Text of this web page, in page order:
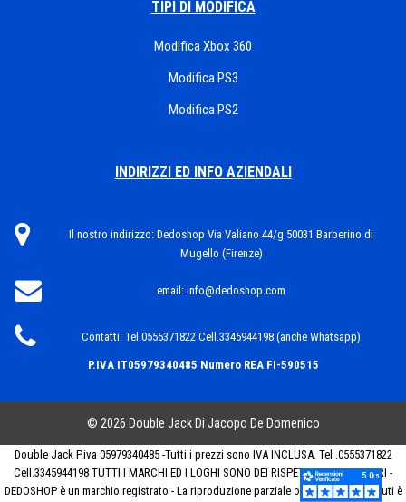
TIPI DI MODIFICA
Modifica Xbox 360
Modifica PS3
Modifica PS2
INDIRIZZI ED INFO AZIENDALI
Il nostro indirizzo: Dedoshop Via Valiano 44/g 50031 Barberino di
Mugello (Firenze)
email: info@dedoshop.com
Contatti: Tel.0555371822 Cell.3345944198 (anche Whatsapp)
P.IVA IT05979340485 Numero REA FI-590515
© 2026 Double Jack Di Jacopo De Domenico
Double Jack P.iva 05979340485 -Tutti i prezzi sono IVA INCLUSA. Tel .0555371822
Cell.3345944198 TUTTI I MARCHI ED I LOGHI SONO DEI RISPETTIVI PROPRIETARI -
DEDOSHOP è un marchio registrato - La riproduzione parziale o totale dei contenuti è